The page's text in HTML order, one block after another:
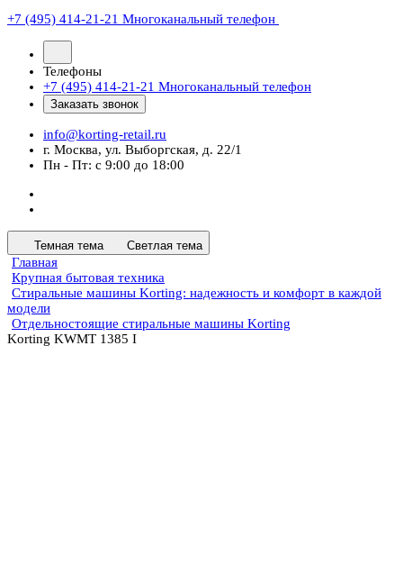
+7 (495) 414-21-21 Многоканальный телефон
Телефоны
+7 (495) 414-21-21 Многоканальный телефон
Заказать звонок
info@korting-retail.ru
г. Москва, ул. Выборгская, д. 22/1
Пн - Пт: с 9:00 до 18:00
Темная тема Светлая тема
Главная
Крупная бытовая техника
Стиральные машины Korting: надежность и комфорт в каждой
модели
Отдельностоящие стиральные машины Korting
Korting KWMT 1385 I